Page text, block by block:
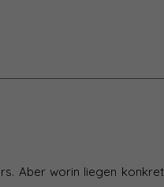
Aber worin liegen